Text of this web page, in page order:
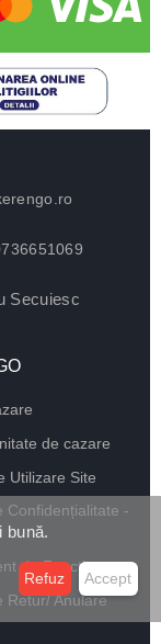
Secuiesc
de cazare
Utilizare Site
Confidențialitate -
de Funcționare
Retur/ Anulare
bună.
Refuz Accept